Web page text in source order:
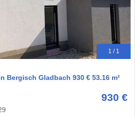
1 / 1
Bergisch Gladbach 930 € 53.16 m²
930 €